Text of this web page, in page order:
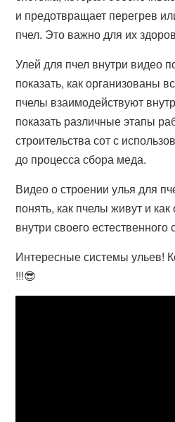
и предотвращает перегрев
пчел. Это важно для их
Улей для пчел внутри видео
показать, как организованы
пчелы взаимодействуют
показать различные этапы
строительства сот с
до процесса сбора меда.
Видео о строении улья для
понять, как пчелы живут и
внутри своего
Интересные системы ульев!
!!!😎